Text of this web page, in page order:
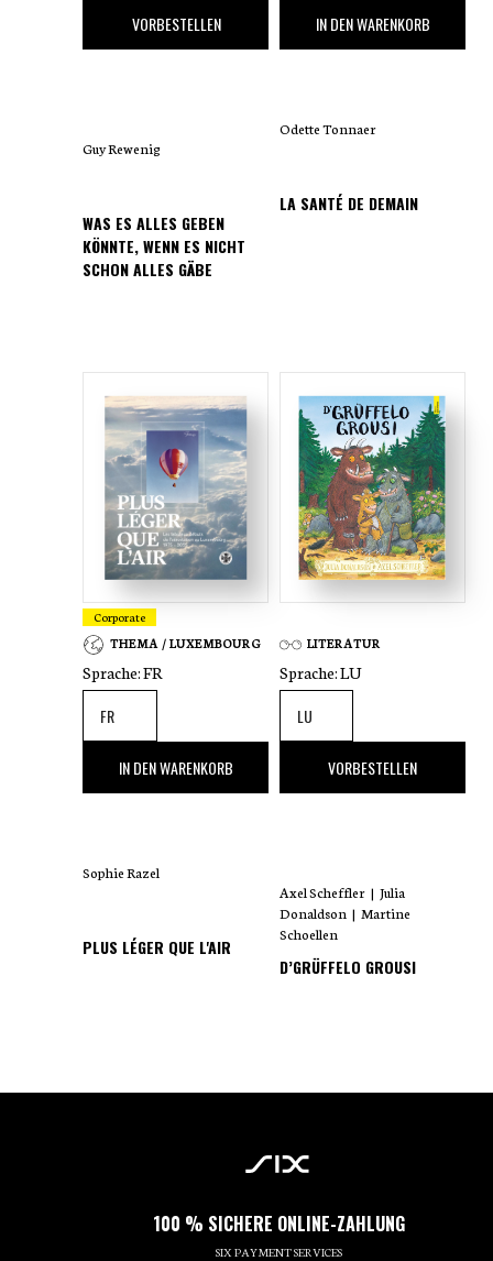
,00 €VORBESTELLEN
Guy Rewenig
WAS ES ALLES GEBEN
KÖNNTE, WENN ES NICHT
SCHON ALLES GÄBE
,00 €
IN DEN WARENKORB
Odette Tonnaer
LA SANTÉ DE DEMAIN
Corporate
THEMA / LUXEMBOURG
Sprache:FR
,00 €
IN DEN WARENKORB
Sophie Razel
PLUS LÉGER QUE L'AIR
LITERATUR
Sprache:LU
,00 €VORBESTELLEN
Axel Scheffler | Julia
Donaldson | Martine
Schoellen
D’GRÜFFELO GROUSI
100 % SICHERE ONLINE-ZAHLUNG
SIX PAYMENT SERVICES